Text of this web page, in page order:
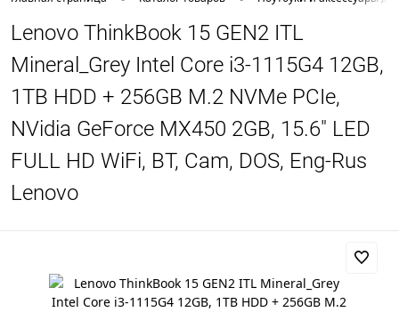
Lenovo ThinkBook 15 GEN2 ITL
Mineral_Grey Intel Core i3-1115G4 12GB,
1TB HDD + 256GB M.2 NVMe PCIe,
NVidia GeForce MX450 2GB, 15.6" LED
FULL HD WiFi, BT, Cam, DOS, Eng-Rus
Lenovo